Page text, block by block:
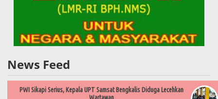
News Feed
PWI Sikapi Serius, Kepala UPT Samsat Bengkalis Diduga Lecehkan
Wartawan